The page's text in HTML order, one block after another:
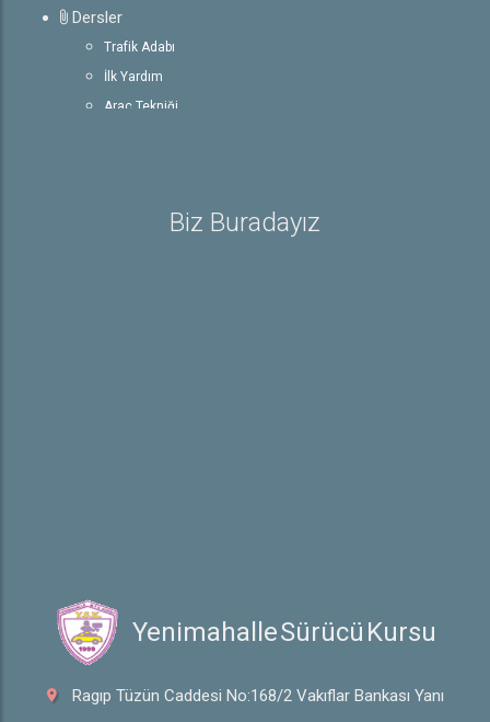
Dersler
Trafik Adabı
İlk Yardım
Araç Tekniği
Sürücü BelgeleriBiz Buradayız
Yenimahalle Sürücü Kursu
Ragıp Tüzün Caddesi No:168/2 Vakıflar Bankası Yanı